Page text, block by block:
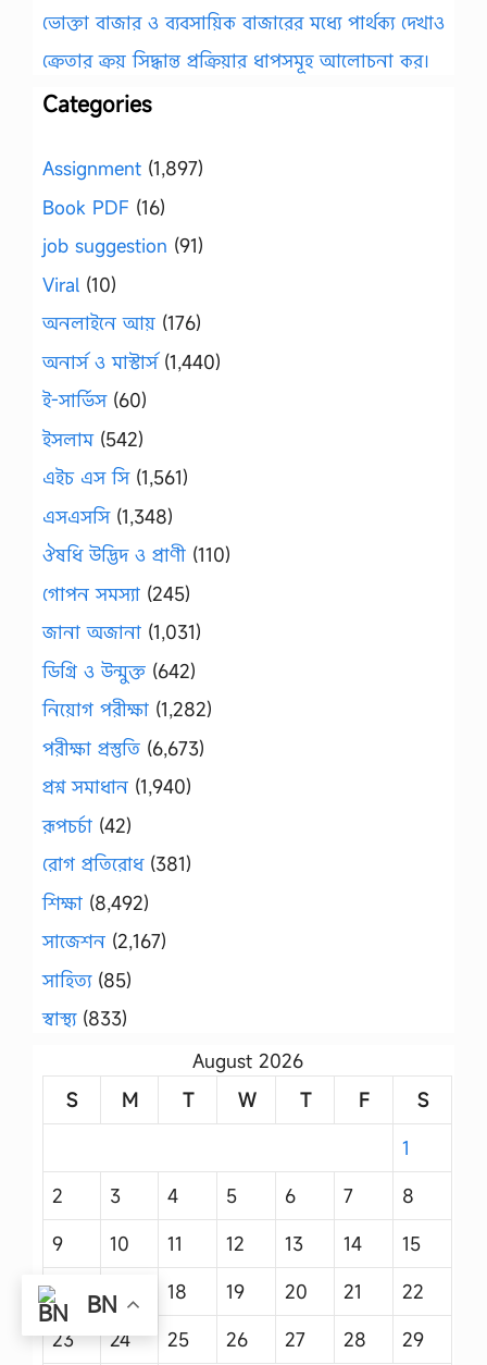
ভোক্তা বাজার ও ব্যবসায়িক বাজারের মধ্যে পার্থক্য দেখাও
ক্রেতার ক্রয় সিদ্ধান্ত প্রক্রিয়ার ধাপসমূহ আলোচনা কর।
Categories
Assignment (1,897)
Book PDF (16)
job suggestion (91)
Viral (10)
অনলাইনে আয় (176)
অনার্স ও মাস্টার্স(1,440)
ই-সার্ভিস(60)
ইসলাম(542)
এইচ এস সি(1,561)
এসএসসি(1,348)
ঔষধি উদ্ভিদ ও প্রাণী (110)
গোপন সমস্যা (245)
জানা অজানা (1,031)
ডিগ্রি ও উন্মুক্ত (642)
নিয়োগ পরীক্ষা (1,282)
পরীক্ষা প্রস্তুতি (6,673)
প্রশ্ন সমাধান (1,940)
রূপচর্চা (42)
রোগ প্রতিরোধ(381)
শিক্ষা (8,492)
সাজেশন (2,167)
সাহিত্য(85)
স্বাস্থ্য(833)
August 2026
S
M T W T F
S
1
2
3 4 5 6 7
8
9
10 11 12 13 14
15
16
17 18 19 20 21
22
23
24 25 26 27 28 29
BN